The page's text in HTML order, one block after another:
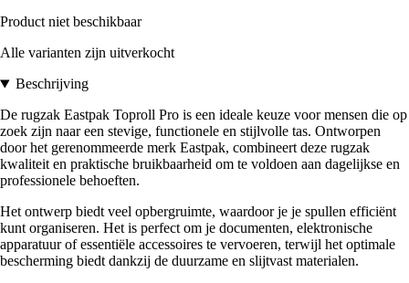
Product niet beschikbaar
Alle varianten zijn uitverkocht
Beschrijving
De rugzak Eastpak Toproll Pro is een ideale keuze voor mensen die op
zoek zijn naar een stevige, functionele en stijlvolle tas. Ontworpen
door het gerenommeerde merk Eastpak, combineert deze rugzak
kwaliteit en praktische bruikbaarheid om te voldoen aan dagelijkse en
professionele behoeften.
Het ontwerp biedt veel opbergruimte, waardoor je je spullen efficiënt
kunt organiseren. Het is perfect om je documenten, elektronische
apparatuur of essentiële accessoires te vervoeren, terwijl het optimale
bescherming biedt dankzij de duurzame en slijtvast materialen.